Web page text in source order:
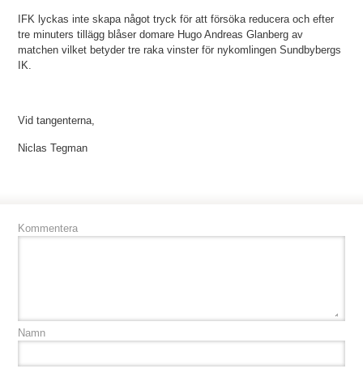
IFK lyckas inte skapa något tryck för att försöka reducera och efter
tre minuters tillägg blåser domare Hugo Andreas Glanberg av
matchen vilket betyder tre raka vinster för nykomlingen Sundbybergs
IK.
Vid tangenterna,
Niclas Tegman
Kommentera
Namn